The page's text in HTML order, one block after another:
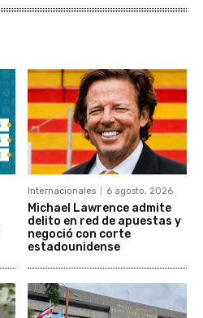
Internacionales 6 agosto, 2026
Michael Lawrence admite
delito en red de apuestas y
negoció con corte
estadounidense